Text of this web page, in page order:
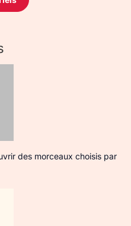
des morceaux choisis par